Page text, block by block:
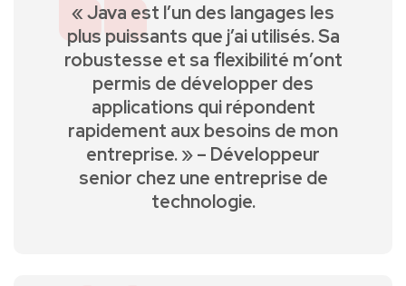
« Java est l’un‌ des ⁣langages les‌
plus puissants que j’ai utilisés. Sa⁣
robustesse⁣ et sa flexibilité ‌m’ont
permis ‍de développer des
applications qui répondent
rapidement aux besoins de mon
entreprise. » – Développeur
senior chez une‍ entreprise de
technologie.